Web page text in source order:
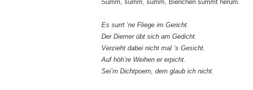
Summ, summ, summ, Bienchen summt herum.
Es surrt ’ne Fliege im Gericht.
Der Diemer übt sich am Gedicht.
Verzieht dabei nicht mal ’s Gesicht.
Auf höh’re Weihen er erpicht.
Sei’m Dichtpoem, dem glaub ich nicht.